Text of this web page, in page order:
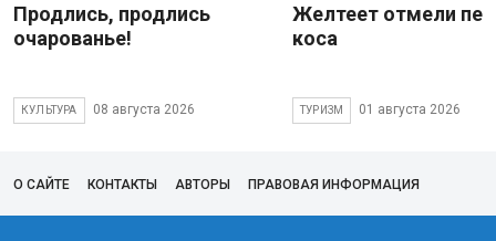
Продлись, продлись
очарованье!
КУЛЬТУРА 08 августа 2026
Желтеет отмели
коса
ТУРИЗМ 01 августа 2026
О САЙТЕ КОНТАКТЫ АВТОРЫ ПРАВОВАЯ ИНФОРМАЦИЯ